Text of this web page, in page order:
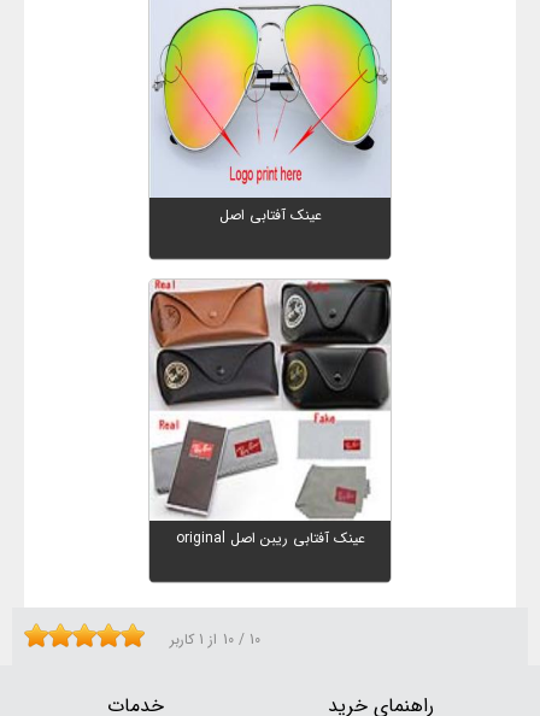
عینک آفتابی اصل
عینک آفتابی ریبن اصل original
10 / 10 از 1 کاربر
راهنمای خرید خدمات